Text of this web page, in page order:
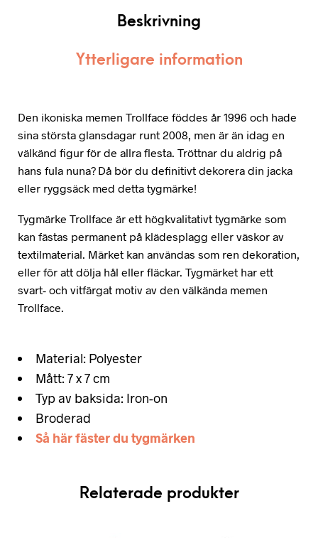
Beskrivning
Ytterligare information
Den ikoniska memen Trollface föddes år 1996 och hade
sina största glansdagar runt 2008, men är än idag en
välkänd figur för de allra flesta. Tröttnar du aldrig på
hans fula nuna? Då bör du definitivt dekorera din jacka
eller ryggsäck med detta tygmärke!
Tygmärke Trollface är ett högkvalitativt tygmärke som
kan fästas permanent på klädesplagg eller väskor av
textilmaterial. Märket kan användas som ren dekoration,
eller för att dölja hål eller fläckar. Tygmärket har ett
svart- och vitfärgat motiv av den välkända memen
Trollface.
Material: Polyester
Mått: 7 x 7 cm
Typ av baksida: Iron-on
Broderad
Så här fäster du tygmärken
Relaterade produkter